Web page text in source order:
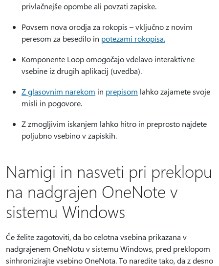
privlačnejše opombe ali povzati zapiske.
Povsem nova orodja za rokopis – vključno z novim
peresom za besedilo in potezami rokopisa.
Komponente Loop omogočajo vdelavo interaktivne
vsebine iz drugih aplikacij (uvedba).
Z glasovnim narekom in prepisom lahko zajamete svoje
misli in pogovore.
Z zmogljivim iskanjem lahko hitro in preprosto najdete
poljubno vsebino v zapiskih.
Namigi in nasveti pri preklopu
na nadgrajen OneNote v
sistemu Windows
Če želite zagotoviti, da bo celotna vsebina prikazana v
nadgrajenem OneNotu v sistemu Windows, pred preklopom
sinhronizirajte vsebino OneNota. To naredite tako, da z desno